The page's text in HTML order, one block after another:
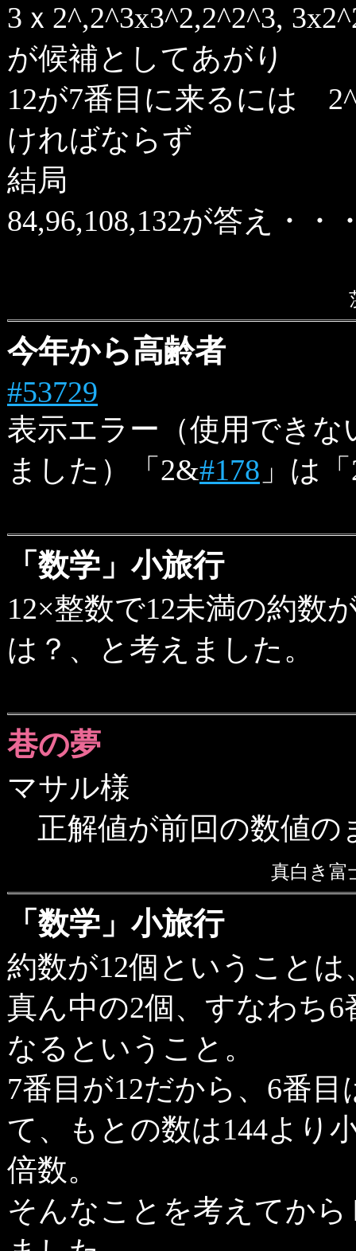
3ｘ2^,2^3x3^2,2^2^3,
が候補としてあがり
12が7番目に来るには
ければならず
結局
84,96,108,132が答え・
今年から高齢者
#53729
表示エラー（使用でき
ました）「2&#178 」は
「数学」小旅行
12×整数で12未満の約数
は？、と考えました。
巷の夢
マサル様
正解値が前回の数値の
真白き
「数学」小旅行
約数が12個ということ
真ん中の2個、すなわち
なるということ。
7番目が12だから、6番
て、もとの数は144より
倍数。
そんなことを考えてか